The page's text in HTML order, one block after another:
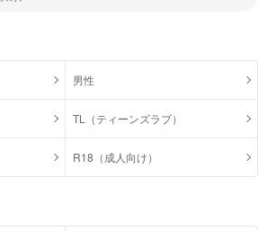
男性
TL（ティーンズラブ）
R18（成人向け）